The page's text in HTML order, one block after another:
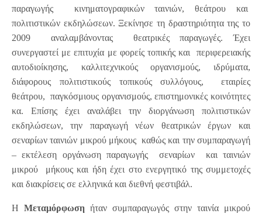
παραγωγής κινηματογραφικών ταινιών, θεάτρου και
πολιτιστικών εκδηλώσεων. Ξεκίνησε τη δραστηριότητα της το
2009 αναλαμβάνοντας θεατρικές παραγωγές. Έχει
συνεργαστεί με επιτυχία με φορείς τοπικής και περιφερειακής
αυτοδιοίκησης, καλλιτεχνικούς οργανισμούς, ιδρύματα,
διάφορους πολιτιστικούς τοπικούς συλλόγους, εταιρίες
θεάτρου, παγκόσμιους οργανισμούς, επιστημονικές κοινότητες
κα. Επίσης έχει αναλάβει την διοργάνωση πολιτιστικών
εκδηλώσεων, την παραγωγή νέων θεατρικών έργων και
σεναρίων ταινιών μικρού μήκους καθώς και την συμπαραγωγή
– εκτέλεση οργάνωση παραγωγής σεναρίων και ταινιών
μικρού μήκους και ήδη έχει στο ενεργητικό της συμμετοχές
και διακρίσεις σε ελληνικά και διεθνή φεστιβάλ.
Η Μεταμόρφωση ήταν συμπαραγωγός στην ταινία μικρού